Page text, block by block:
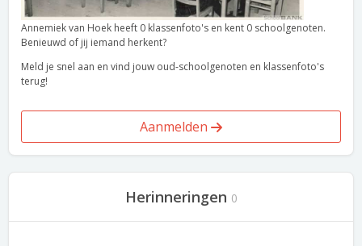
Annemiek van Hoek heeft 0 klassenfoto's en kent 0 schoolgenoten.
Benieuwd of jij iemand herkent?
Meld je snel aan en vind jouw oud-schoolgenoten en klassenfoto's
terug!
Aanmelden
Herinneringen 0